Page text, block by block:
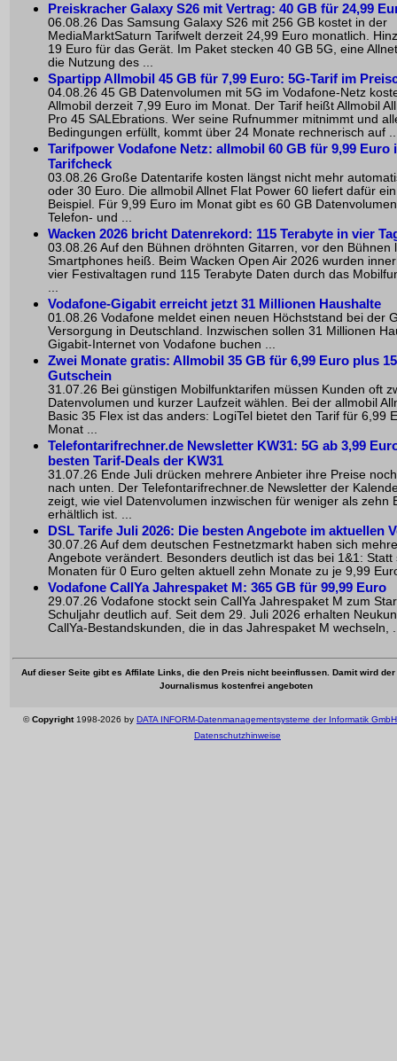
Preiskracher Galaxy S26 mit Vertrag: 40 GB für 24,99
06.08.26 Das Samsung Galaxy S26 mit 256 GB kostet in der
MediaMarktSaturn Tarifwelt derzeit 24,99 Euro monatlich.
19 Euro für das Gerät. Im Paket stecken 40 GB 5G, eine
die Nutzung des ...
Spartipp Allmobil 45 GB für 7,99 Euro: 5G-Tarif im
04.08.26 45 GB Datenvolumen mit 5G im Vodafone-Netz
Allmobil derzeit 7,99 Euro im Monat. Der Tarif heißt Allmobil
Pro 45 SALEbrations. Wer seine Rufnummer mitnimmt und
Bedingungen erfüllt, kommt über 24 Monate rechnerisch auf
Tarifpower Vodafone Netz: allmobil 60 GB für 9,99 Euro
Tarifcheck
03.08.26 Große Datentarife kosten längst nicht mehr
oder 30 Euro. Die allmobil Allnet Flat Power 60 liefert dafür
Beispiel. Für 9,99 Euro im Monat gibt es 60 GB
Telefon- und ...
Wacken 2026 bricht Datenrekord: 115 Terabyte in vier
03.08.26 Auf den Bühnen dröhnten Gitarren, vor den Bühnen
Smartphones heiß. Beim Wacken Open Air 2026 wurden
vier Festivaltagen rund 115 Terabyte Daten durch das
...
Vodafone-Gigabit erreicht jetzt 31 Millionen Haushalte
01.08.26 Vodafone meldet einen neuen Höchststand bei der
Versorgung in Deutschland. Inzwischen sollen 31 Millionen
Gigabit-Internet von Vodafone buchen ...
Zwei Monate gratis: Allmobil 35 GB für 6,99 Euro plus
Gutschein
31.07.26 Bei günstigen Mobilfunktarifen müssen Kunden oft
Datenvolumen und kurzer Laufzeit wählen. Bei der allmobil
Basic 35 Flex ist das anders: LogiTel bietet den Tarif für 6,99
Monat ...
Telefontarifrechner.de Newsletter KW31: 5G ab 3,99
besten Tarif-Deals der KW31
31.07.26 Ende Juli drücken mehrere Anbieter ihre Preise
nach unten. Der Telefontarifrechner.de Newsletter der
zeigt, wie viel Datenvolumen inzwischen für weniger als zehn
erhältlich ist. ...
DSL Tarife Juli 2026: Die besten Angebote im aktuellen
30.07.26 Auf dem deutschen Festnetzmarkt haben sich
Angebote verändert. Besonders deutlich ist das bei 1&1: Statt
Monaten für 0 Euro gelten aktuell zehn Monate zu je 9,99
Vodafone CallYa Jahrespaket M: 365 GB für 99,99 Euro
29.07.26 Vodafone stockt sein CallYa Jahrespaket M zum
Schuljahr deutlich auf. Seit dem 29. Juli 2026 erhalten
CallYa-Bestandskunden, die in das Jahrespaket M wechseln,
Auf dieser Seite gibt es Affilate Links, die den Preis nicht beeinflussen. Damit wird
Journalismus kostenfrei angeboten
©Copyright1998-2026 by DATA INFORM-Datenmanagementsysteme der Informatik GmbH
Datenschutzhinweise